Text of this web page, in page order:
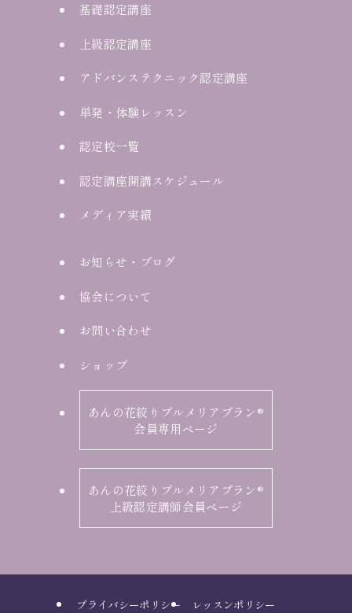
基礎認定講座
上級認定講座
アドバンステクニック認定講座
単発・体験レッスン
認定校一覧
認定講座開講スケジュール
メディア実績
お知らせ・ブログ
協会について
お問い合わせ
ショップ
あんの花絞りプルメリアブラン®︎
会員専用ページ
あんの花絞りプルメリアブラン®︎
上級認定講師会員ページ
プライバシーポリシー
レッスンポリシー